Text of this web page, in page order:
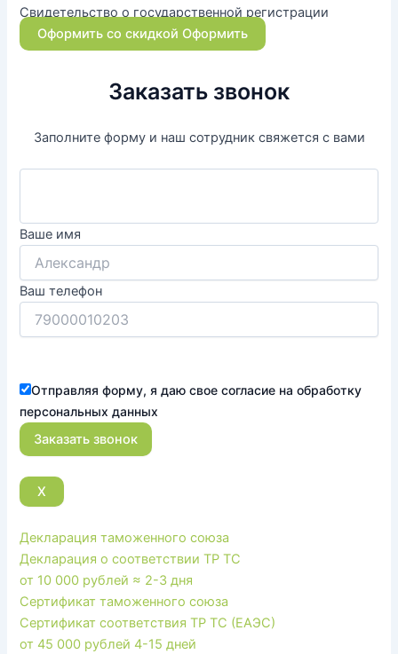
Свидетельство о государственной регистрации
Оформить со скидкой Оформить
Заказать звонок
Заполните форму и наш сотрудник свяжется с вами
Ваше имя
Ваш телефон
Отправляя форму, я даю свое согласие на обработку
персональных данных
X
Декларация таможенного союза
Декларация о соответствии ТР ТС
от 10 000 рублей ≈ 2-3 дня
Сертификат таможенного союза
Сертификат соответствия ТР ТС (ЕАЭС)
от 45 000 рублей 4-15 дней